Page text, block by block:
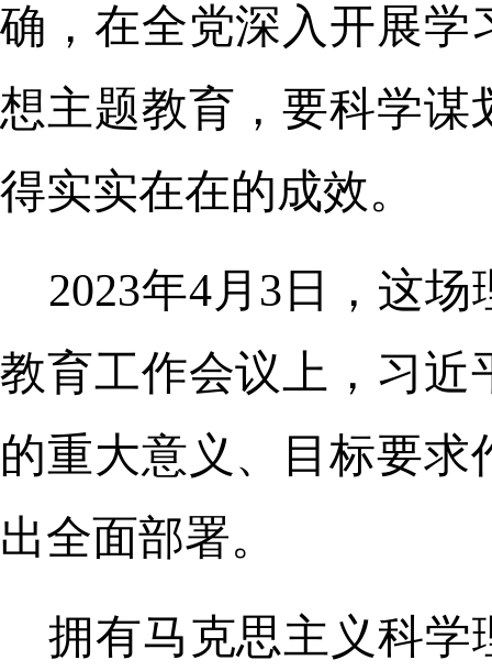
确，在全党深入开展学
想主题教育，要科学
得实实在在的成效。
2023年4月3日，这
教育工作会议上，习近
的重大意义、目标要
出全面部署。
拥有马克思主义科学